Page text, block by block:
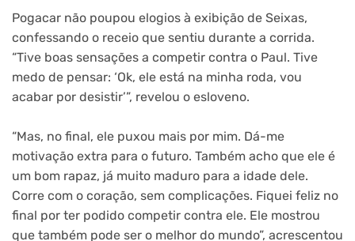
Pogacar não poupou elogios à exibição de Seixas,
confessando o receio que sentiu durante a corrida.
“Tive boas sensações a competir contra o Paul. Tive
medo de pensar: ‘Ok, ele está na minha roda, vou
acabar por desistir’”, revelou o esloveno.
“Mas, no final, ele puxou mais por mim. Dá-me
motivação extra para o futuro. Também acho que ele é
um bom rapaz, já muito maduro para a idade dele.
Corre com o coração, sem complicações. Fiquei feliz no
final por ter podido competir contra ele. Ele mostrou
que também pode ser o melhor do mundo”, acrescentou